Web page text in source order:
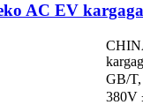
AC EV
GB/T,
380V